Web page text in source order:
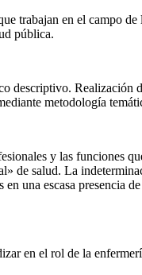
trabajan en el campo
pública.
descriptivo. Realización
metodología
y las funciones
de salud. La
una escasa presencia
en el rol de la